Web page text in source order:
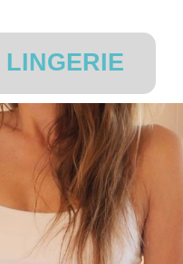
Sauter le menu
▼
LINGERIE